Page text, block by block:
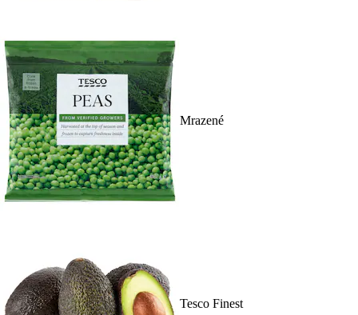
Mrazené
Tesco Finest